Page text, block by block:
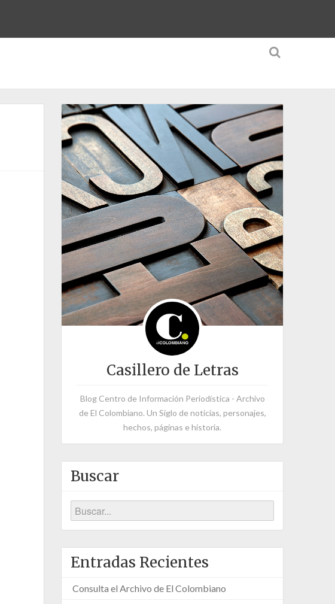
Casillero de Letras
Blog Centro de Información Periodística - Archivo
de El Colombiano. Un Siglo de noticias, personajes,
hechos, páginas e historia.
Buscar
Entradas Recientes
Consulta el Archivo de El Colombiano